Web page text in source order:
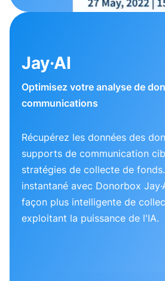
Jay·AI
Optimisez votre analyse de
communications
Récupérez les données des
supports de communication
stratégies de collecte de fonds.
instantané avec Donorbox
façon plus intelligente de
exploitant la puissance de l'IA.